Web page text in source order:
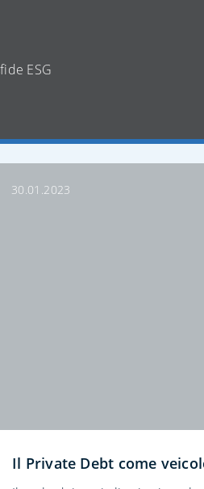
ESG
30.01.2023
Il Private Debt come